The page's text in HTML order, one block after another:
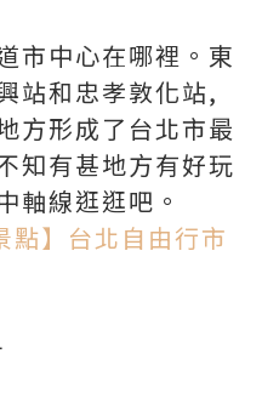
市中心在哪裡。東
站和忠孝敦化站,
方形成了台北市最
知有甚地方有好玩
軸線逛逛吧。
點】台北自由行市